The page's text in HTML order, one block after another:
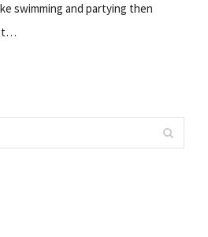
swimming and partying then